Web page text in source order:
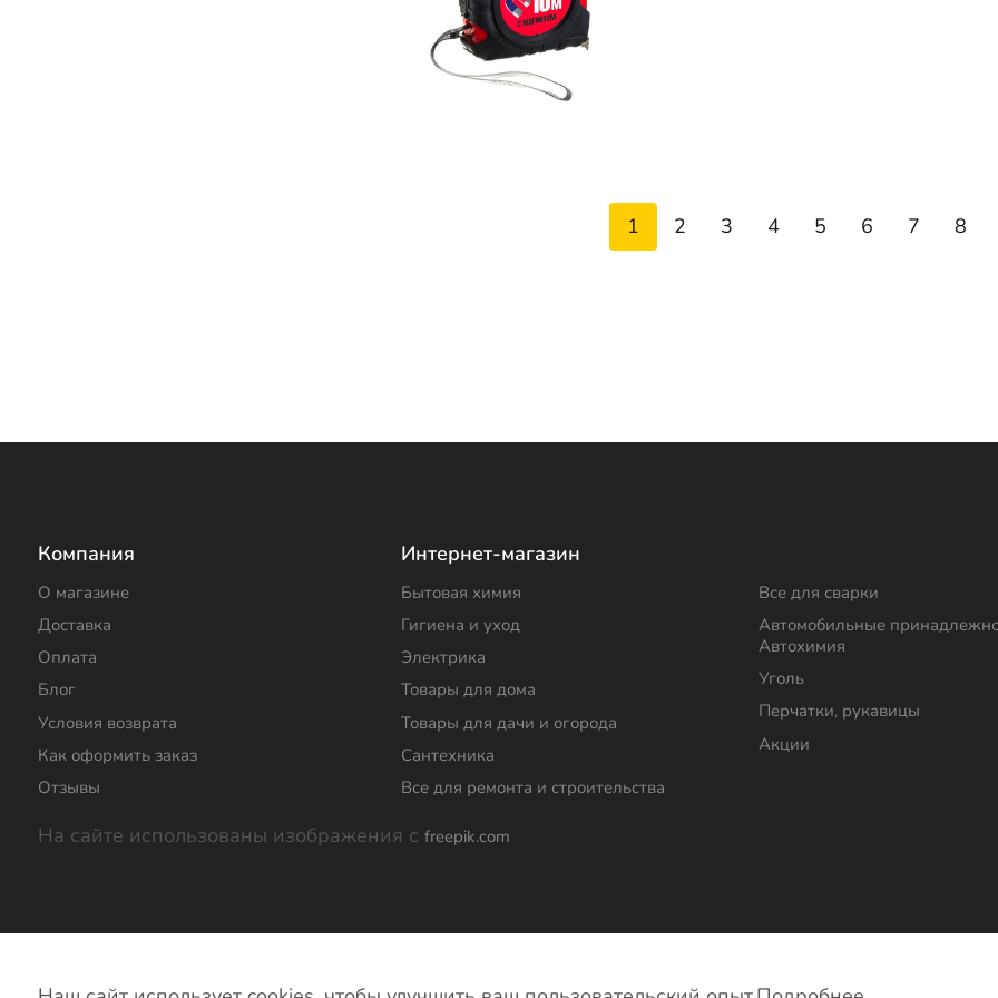
1 2 3 4 5 6 7 8
Компания
О магазине
Доставка
Оплата
Блог
Условия возврата
Как оформить заказ
Отзывы
Интернет-магазин
Бытовая химия
Гигиена и уход
Электрика
Товары для дома
Товары для дачи и огорода
Сантехника
Все для ремонта и строительства
Все для сварки
Автомобильные
Автохимия
Уголь
Перчатки, рукавицы
Акции
На сайте использованы изображения сfreepik.com